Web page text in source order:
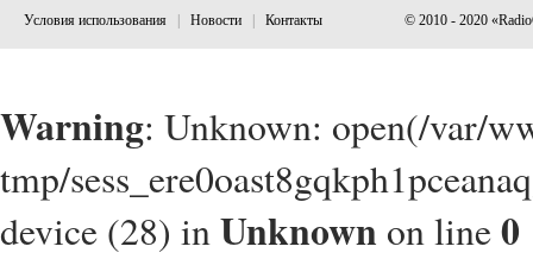
Условия использования Новости Контакты © 2010 - 2020
Warning: Unknown: open(/var/
tmp/
device (28) inUnknown on line0